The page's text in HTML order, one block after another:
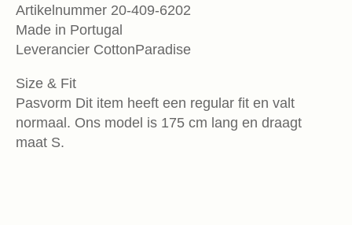
Artikelnummer 20-409-6202
Made in Portugal
Leverancier CottonParadise
Size & Fit
Pasvorm Dit item heeft een regular fit en valt
normaal. Ons model is 175 cm lang en draagt
maat S.